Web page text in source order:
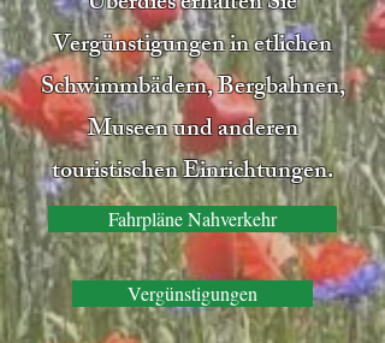
Vergünstigungen in etlichen
Schwimmbädern, Bergbahnen,
Museen und anderen
touristischen Einrichtungen.
Fahrpläne Nahverkehr
Vergünstigungen